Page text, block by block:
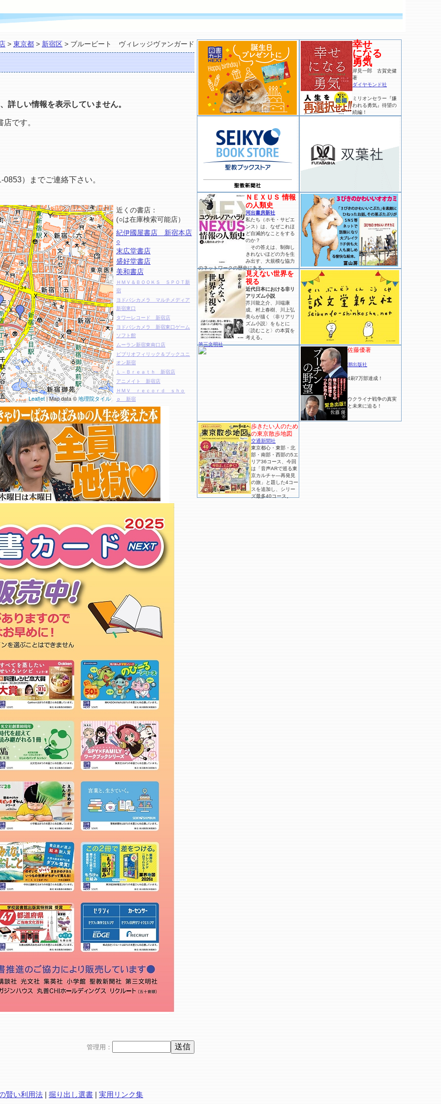
> 東京都 > 新宿区 > ブルービート ヴィレッジヴァンガード
詳しい情報を表示していません。
です。
）までご連絡下さい。
Leaflet| Map data ©地理院タイル
近くの書店：
(○は在庫検索可能店）
紀伊國屋書店 新宿本店
○
末広堂書店
盛好堂書店
美和書店
ＨＭＶ＆ＢＯＯＫＳ ＳＰＯＴ新
宿
ヨドバシカメラ マルチメディア
新宿東口
タワーレコード 新宿店
ヨドバシカメラ 新宿東口ゲーム
ソフト館
ムーラン新宿東南口店
ビブリオフィリック＆ブックユニ
オン新宿
Ｌ－Ｂｒｅａｔｈ 新宿店
アニメイト 新宿店
ＨＭＶ ｒｅｃｏｒｄ ｓｈｏ
ｐ 新宿
ＡＮＧＥＲＳｒａｖｉｓｓａｎ
ｔ 新宿店
流水書房 新宿駅西口店
オアシス 新宿店
謎専門書店 らんぷ堂
ヨドバシカメラ 新宿衛生メディ
ア館
ヨドバシカメラ新宿西口本店ゲー
ムホビー館
ヨドバシカメラ 新宿西口本店Ｍ
ブックファースト 新宿店
マップカメラ
Ｂｒｏｏｋｌｙｎ Ｐａｒｌｏｒ
ＢｏｏｋｓＫｉｎｏｋｕｎｉｙａ
Ｔｏｋｙｏ○
新宿書店 コミック館
カルチャートキワ
ゼロワンショップ 新宿店
東京税理士協同組合 ブックセン
ター
くまざわ書店 都庁店○
ＢＯＯＫＳ鎮守の杜
もっと詳しく
管理用：
賢い利用法 | 掘り出し選書 | 実用リンク集
幸せ
になる
勇気
岸見一郎 古賀史健
著
ダイヤモンド社
ミリオンセラー『嫌
われる勇気』待望の
続編！
ＮＥＸＵＳ 情報
の人類史
河出書房新社
私たち（ホモ・サピエ
ンス）は、なぜこれほ
ど自滅的なことをする
のか？
その答えは、制御し
きれないほどの力を生
み出す、大規模な協力
のネットワークの歴史にある。
見えない世界を
視る
近代日本における非リ
アリズム小説
芥川龍之介、川端康
成、村上春樹、川上弘
美らが描く〈非リアリ
ズム小説〉をもとに
〈読むこと〉の本質を
考える。
第三文明社
佐藤優著
潮出版社
4刷7万部達成！
ウクライナ戦争の真実
と未来に迫る！
歩きたい人のため
の東京散歩地図
交通新聞社
東京都心・東部・北
部・南部・西部の5エ
リア36コース、今回
は「音声ARで巡る東
京カルチャ―再発見
の旅」と題した4コー
スを追加し、シリー
ズ最多40コース。